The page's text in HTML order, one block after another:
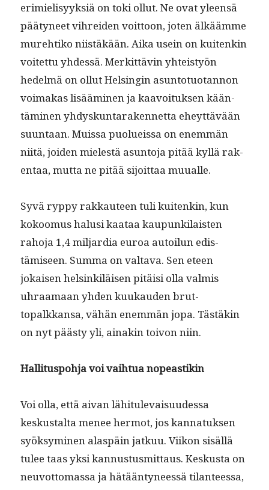
erim­ielisyyk­siä on toki ollut. Ne ovat yleen­sä
pää­tyneet vihrei­den voit­toon, joten älkäämme
mure­htiko niistäkään. Aika usein on kuitenkin
voitet­tu yhdessä. Merkit­tävin yhteistyön
hedelmä on ollut Helsin­gin asun­to­tuotan­non
voimakas lisäämi­nen ja kaavoituk­sen kään­
tämi­nen yhdyskun­taraken­net­ta eheyt­tävään
suun­taan. Muis­sa puolueis­sa on enem­män
niitä, joiden mielestä asun­to­ja pitää kyl­lä rak­
en­taa, mut­ta ne pitää sijoit­taa muualle.
Syvä ryp­py rakkau­teen tuli kuitenkin, kun
kokoomus halusi kaataa kaupunki­lais­ten
raho­ja 1,4 mil­jar­dia euroa autoilun edis­
tämiseen. Sum­ma on val­ta­va. Sen eteen
jokaisen helsinkiläisen pitäisi olla valmis
uhraa­maan yhden kuukau­den brut­
topalkkansa, vähän enem­män jopa. Tästäkin
on nyt päästy yli, ainakin toivon niin.
Hal­li­tus­po­h­ja voi vai­h­tua nopeastikin
Voi olla, että aivan lähi­t­ule­vaisu­udessa
keskustal­ta menee her­mot, jos kan­natuk­sen
syöksymi­nen alaspäin jatkuu. Viikon sisäl­lä
tulee taas yksi kan­nus­tus­mit­taus. Keskus­ta on
neu­vot­tomas­sa ja hätään­tyneessä tilanteessa,